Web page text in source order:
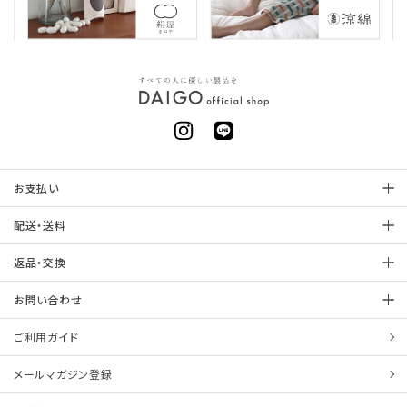
お支払い
配送・送料
返品・交換
お問い合わせ
ご利用ガイド
メールマガジン登録